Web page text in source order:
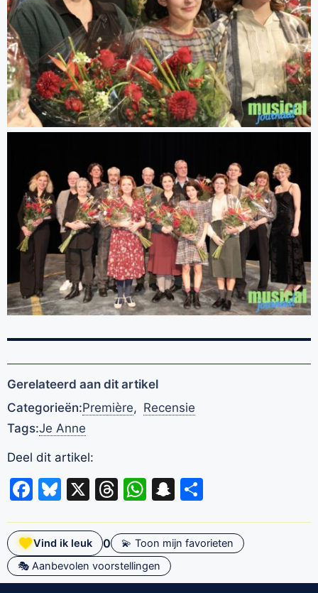
Gerelateerd aan dit artikel
Categorieën:Première, Recensie
Tags:Je Anne
Deel dit artikel:
Facebook
Bluesky
X Threads
WhatsApp
Snapchat
Vind ik leuk 0
💫 Toon mijn favorieten
🎭 Aanbevolen voorstellingen